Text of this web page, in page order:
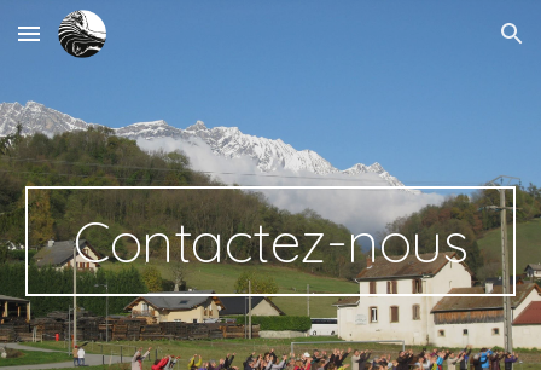
Skip to main content Skip to navigation
Contactez-nous